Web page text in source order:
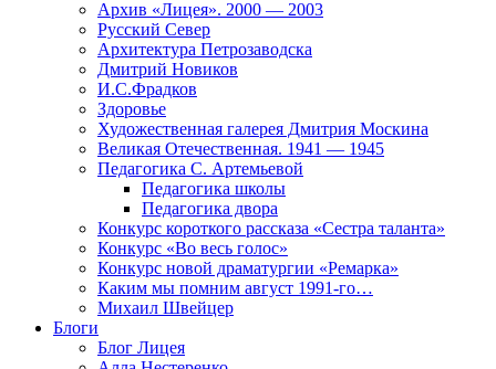
Архив «Лицея». 2000 — 2003
Русский Север
Архитектура Петрозаводска
Дмитрий Новиков
И.С.Фрадков
Здоровье
Художественная галерея Дмитрия Москина
Великая Отечественная. 1941 — 1945
Педагогика С. Артемьевой
Педагогика школы
Педагогика двора
Конкурс короткого рассказа «Сестра таланта»
Конкурс «Во весь голос»
Конкурс новой драматургии «Ремарка»
Каким мы помним август 1991-го…
Михаил Швейцер
Блоги
Блог Лицея